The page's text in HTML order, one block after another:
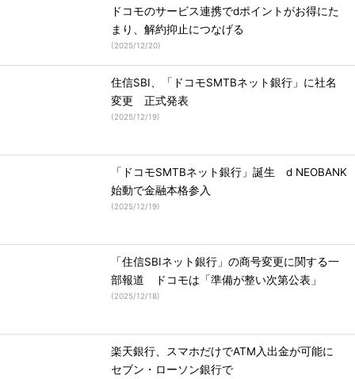
ドコモのサービス連携でdポイントがお得にた
まり、解約抑止につなげる
(2025/12/20)
住信SBI、「ドコモSMTBネット銀行」に社名
変更 正式発表
(2025/12/19)
「ドコモSMTBネット銀行」誕生 d NEOBANK
始動で金融本格参入
(2025/12/19)
「住信SBIネット銀行」の商号変更に関する一
部報道 ドコモは「準備が整い次第公表」
(2025/12/18)
楽天銀行、スマホだけでATM入出金が可能に
セブン・ローソン銀行で